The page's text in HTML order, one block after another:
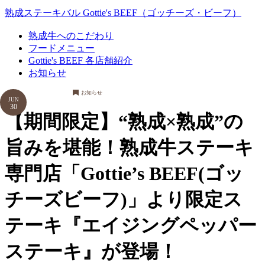
熟成ステーキバル Gottie's BEEF（ゴッチーズ・ビーフ）
熟成牛へのこだわり
フードメニュー
Gottie's BEEF 各店舗紹介
お知らせ
JUN
30
お知らせ
【期間限定】“熟成×熟成”の
旨みを堪能！熟成牛ステーキ
専門店「Gottie’s BEEF(ゴッ
チーズビーフ)」より限定ス
テーキ『エイジングペッパー
ステーキ』が登場！